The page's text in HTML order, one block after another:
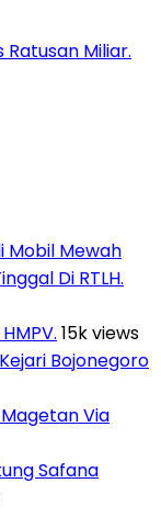
Ratusan Miliar.
Mobil Mewah
Di RTLH.
15k views
Bojonegoro
Via
Safana